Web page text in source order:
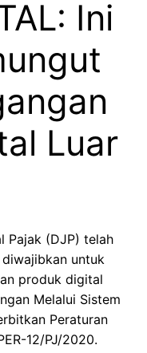
Ini
Luar
Pajak (DJP) telah
untuk
produk digital
Melalui Sistem
Peraturan
12/PJ/2020.